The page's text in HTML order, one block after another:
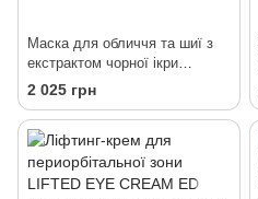
Маска для обличчя та шиї з
екстрактом чорної ікри
CAVIAR FACE & NECK MASK
ED Cosmetics, 50 мл
2 025 грн